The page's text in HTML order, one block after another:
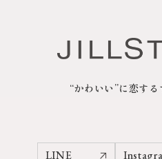
“かわいい”に恋する
LINE